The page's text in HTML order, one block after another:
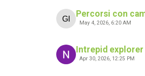
Percorsi con
May 4, 2026, 6:20 AM
Intrepid explorer
Apr 30, 2026, 12:25 PM